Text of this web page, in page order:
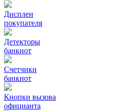
Дисплеи
покупателя
Детекторы
банкнот
Счетчики
банкнот
Кнопки вызова
официанта